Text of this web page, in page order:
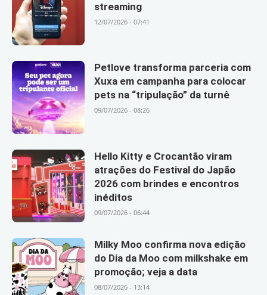
streaming
12/07/2026 - 07:41
Petlove transforma parceria com
Xuxa em campanha para colocar
pets na “tripulação” da turnê
09/07/2026 - 08:26
Hello Kitty e Crocantão viram
atrações do Festival do Japão
2026 com brindes e encontros
inéditos
09/07/2026 - 06:44
Milky Moo confirma nova edição
do Dia da Moo com milkshake em
promoção; veja a data
08/07/2026 - 13:14